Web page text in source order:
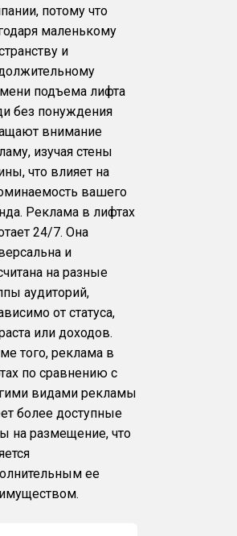
потому что
маленькому
и
подъема лифта
без понуждения
внимание
изучая стены
что влияет на
вашего
Реклама в лифтах
24/7. Она
и
на разные
аудиторий,
от статуса,
или доходов.
того, реклама в
по сравнению с
видами рекламы
более доступные
на размещение, что
ее